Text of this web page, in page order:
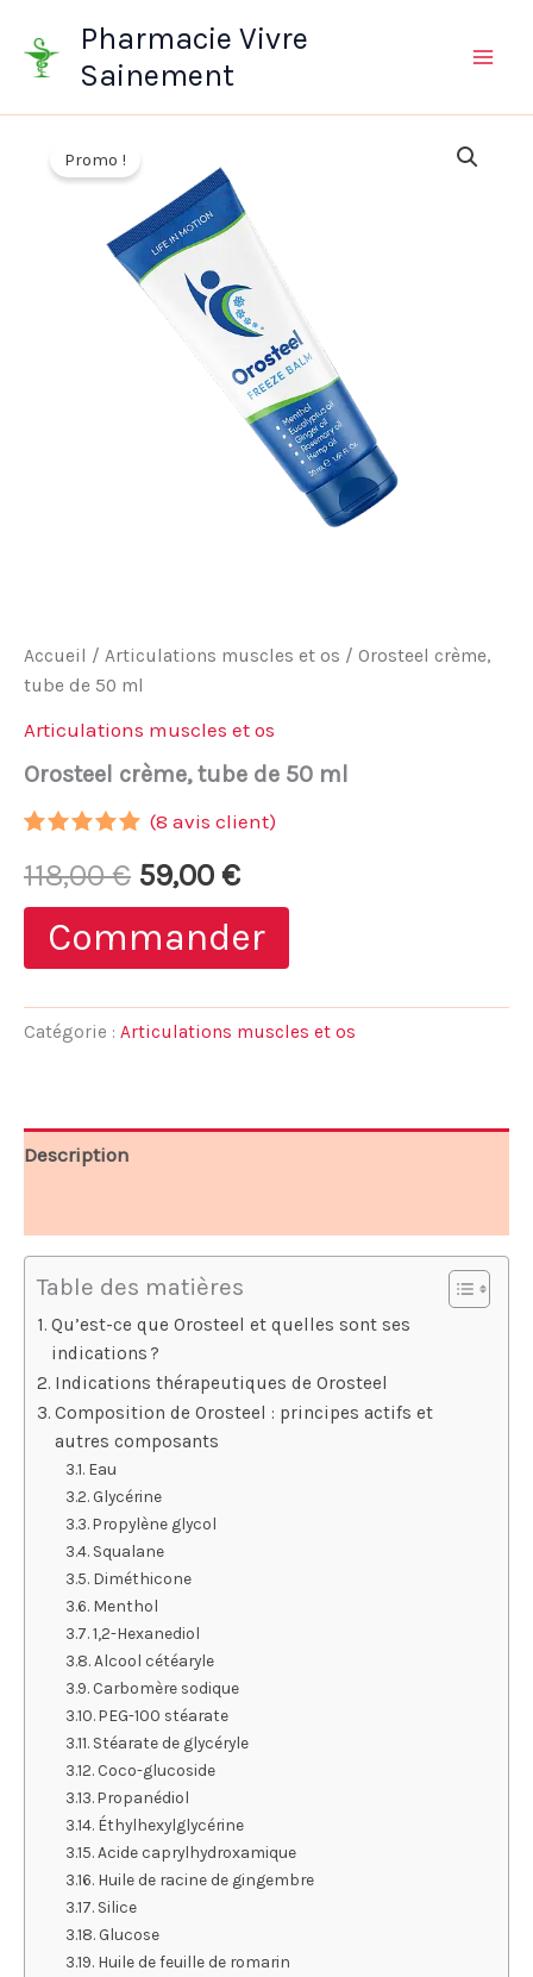
contenu
Pharmacie Vivre
Sainement
Promo !
Accueil / Articulations muscles et os / Orosteel crème,
tube de 50 ml
Articulations muscles et os
Orosteel crème, tube de 50 ml
sur 5
basé sur
notations
client
(8 avis client)
118,00€ Le
prix
initial
était :
59,00 €Le
prix
actuel
est :
Commander
Catégorie : Articulations muscles et os
Description
Table des matières
Qu’est-ce que Orosteel et quelles sont ses
indications ?
Indications thérapeutiques de Orosteel
Composition de Orosteel : principes actifs et
autres composants
Eau
Glycérine
Propylène glycol
Squalane
Diméthicone
Menthol
1,2-Hexanediol
Alcool cétéaryle
Carbomère sodique
PEG-100 stéarate
Stéarate de glycéryle
Coco-glucoside
Propanédiol
Éthylhexylglycérine
Acide caprylhydroxamique
Huile de racine de gingembre
Silice
Glucose
Huile de feuille de romarin